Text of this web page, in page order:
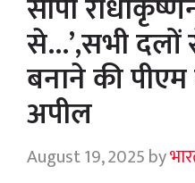
सीपी
से…’,सभी दलों
बनाने की
अपील
August 19, 2025by